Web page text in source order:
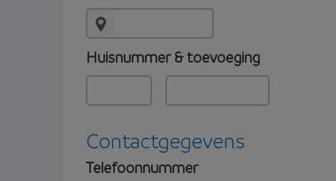
Huisnummer & toevoeging
Contactgegevens
Telefoonnummer